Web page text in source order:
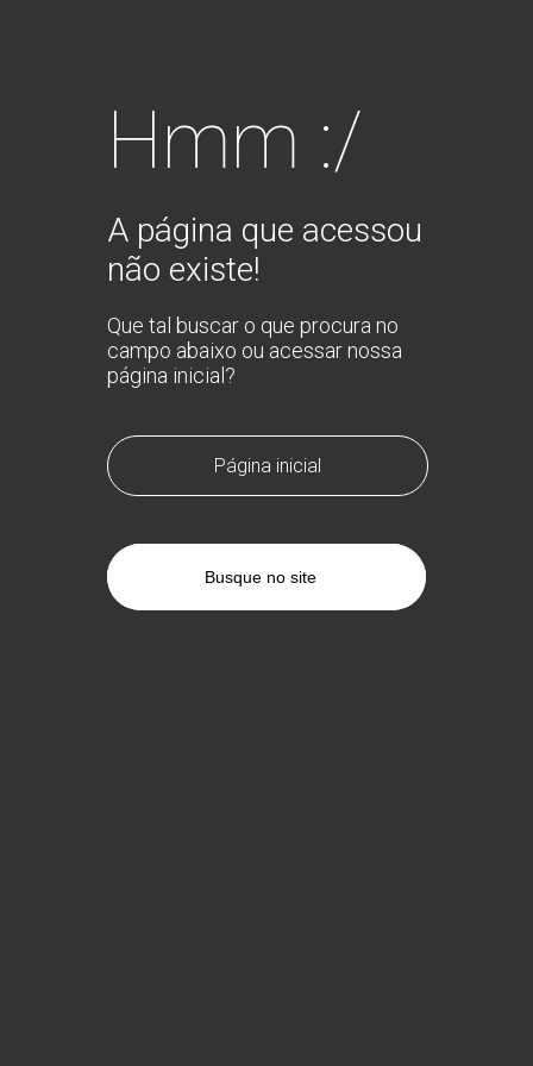
Hmm :/
A página que acessou
não existe!
Que tal buscar o que procura no
campo abaixo ou acessar nossa
página inicial?
Página inicial